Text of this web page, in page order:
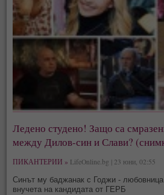
Ледено студено! Защо са
между Дилов-син и Слави?
ПИКАНТЕРИИ » LifeOnline.bg | 23 юни, 02:55
Синът му баджанак с Годжи -
внучета на кандидата от ГЕРБ